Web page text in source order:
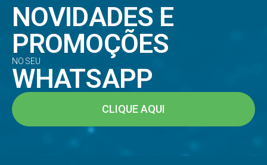
NOVIDADES E
PROMOÇÕES
NO SEU
WHATSAPP
CLIQUE AQUI